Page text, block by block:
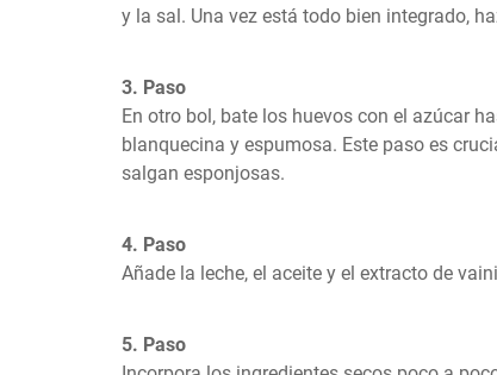
y la sal. Una vez está todo bien integrado,
3. Paso
En otro bol, bate los huevos con el azúcar
blanquecina y espumosa. Este paso es
salgan esponjosas.
4. Paso
Añade la leche, el aceite y el extracto de
5. Paso